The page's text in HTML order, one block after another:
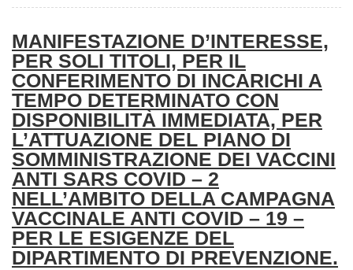
MANIFESTAZIONE D’INTERESSE,
PER SOLI TITOLI, PER IL
CONFERIMENTO DI INCARICHI A
TEMPO DETERMINATO CON
DISPONIBILITÀ IMMEDIATA, PER
L’ATTUAZIONE DEL PIANO DI
SOMMINISTRAZIONE DEI VACCINI
ANTI SARS COVID – 2
NELL’AMBITO DELLA CAMPAGNA
VACCINALE ANTI COVID – 19 –
PER LE ESIGENZE DEL
DIPARTIMENTO DI PREVENZIONE.